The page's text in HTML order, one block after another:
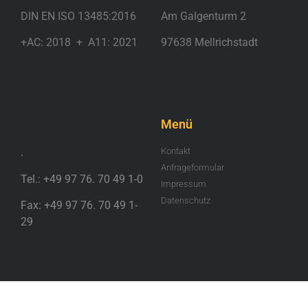
DIN EN ISO 13485:2016
+AC: 2018 + A11: 2021
Am Galgenturm 2
97638 Mellrichstadt
.
Tel.: +49 97 76. 70 49 1-0
Fax: +49 97 76. 70 49 1-
29
Menü
Kontakt
Anfrageformular
Impressum
Datenschutz